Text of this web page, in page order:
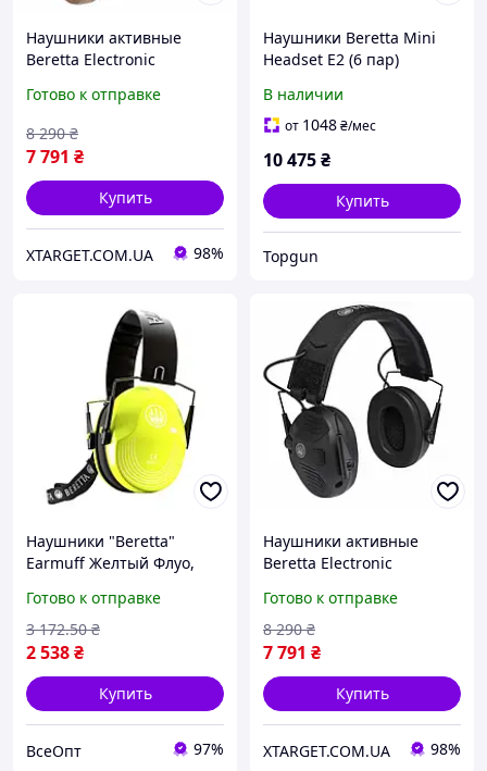
Наушники активные
Beretta Electronic
Surface CF111-D0044-08OT
Готово к отправке
7 791 ₴
8 290 ₴
Купить
XTARGET.COM.UA 98%
Наушники Beretta Mini
Headset E2 (6 пар)
В наличии
от 1048₴/мес
10 475₴
Купить
Topgun
Наушники "Beretta"
Earmuff Желтый Флуо,
25dB, регулируемое
оголовье
Готово к отправке
2 538₴
3 172.50 ₴
Купить
ВсеОпт 97%
Наушники активные
Beretta Electronic
D0044-0999
Готово к отправке
7 791 ₴
8 290 ₴
Купить
XTARGET.COM.UA 98%